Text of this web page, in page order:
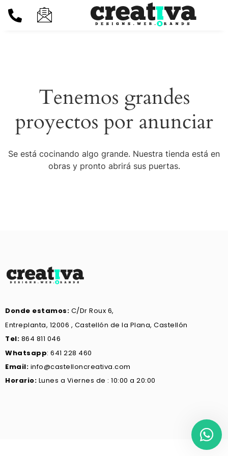
Tenemos grandes
proyectos por anunciar
Se está cocinando algo grande. Nuestra tienda está en
obras y pronto abrirá sus puertas.
Donde estamos: C/Dr Roux 6,
Entreplanta, 12006 , Castellón de la Plana, Castellón
Tel: 864 811 046
Whatsapp: 641 228 460
Email: info@castelloncreativa.com
Horario: Lunes a Viernes de : 10:00 a 20:00